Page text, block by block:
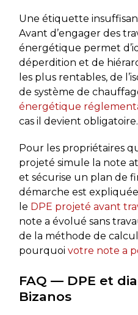
Une étiquette
Avant d’engager des
énergétique permet
déperdition et de
les plus rentables, de
de système de
énergétique
cas il devient obligatoire.
Pour les propriétaires
projeté simule la note
et sécurise un plan de
démarche est
le DPE projeté avant
note a évolué sans
de la méthode de
pourquoi votre note a
FAQ — DPE et
Bizanos